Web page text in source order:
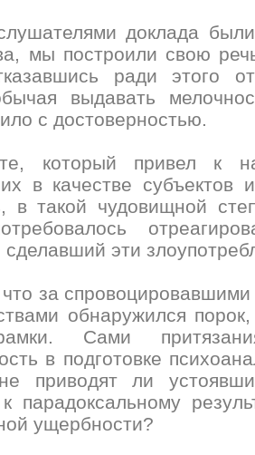
доклада
мы построили свою
ради этого
выдавать
с достоверностью.
который привел к
в качестве субъектов
в такой чудовищной
эти
за
обнаружился
Сами
в подготовке
приводят ли
к парадоксальному
ущербности?